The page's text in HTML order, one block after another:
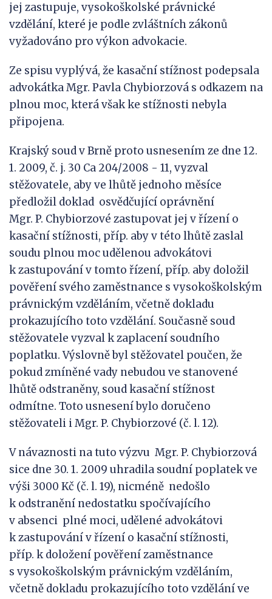
jej zastupuje, vysokoškolské právnické
vzdělání, které je podle zvláštních zákonů
vyžadováno pro výkon advokacie.
Ze spisu vyplývá, že kasační stížnost podepsala
advokátka Mgr. Pavla Chybiorzová s odkazem na
plnou moc, která však ke stížnosti nebyla
připojena.
Krajský soud v Brně proto usnesením ze dne 12.
1. 2009, č. j. 30 Ca 204/2008 - 11, vyzval
stěžovatele, aby ve lhůtě jednoho měsíce
předložil doklad osvědčující oprávnění
Mgr. P. Chybiorzové zastupovat jej v řízení o
kasační stížnosti, příp. aby v této lhůtě zaslal
soudu plnou moc udělenou advokátovi
k zastupování v tomto řízení, příp. aby doložil
pověření svého zaměstnance s vysokoškolským
právnickým vzděláním, včetně dokladu
prokazujícího toto vzdělání. Současně soud
stěžovatele vyzval k zaplacení soudního
poplatku. Výslovně byl stěžovatel poučen, že
pokud zmíněné vady nebudou ve stanovené
lhůtě odstraněny, soud kasační stížnost
odmítne. Toto usnesení bylo doručeno
stěžovateli i Mgr. P. Chybiorzové (č. l. 12).
V návaznosti na tuto výzvu Mgr. P. Chybiorzová
sice dne 30. 1. 2009 uhradila soudní poplatek ve
výši 3000 Kč (č. l. 19), nicméně nedošlo
k odstranění nedostatku spočívajícího
v absenci plné moci, udělené advokátovi
k zastupování v řízení o kasační stížnosti,
příp. k doložení pověření zaměstnance
s vysokoškolským právnickým vzděláním,
včetně dokladu prokazujícího toto vzdělání ve